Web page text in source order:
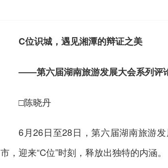
C位识城，遇见湘潭的辩证之美
——第六届湖南旅游发展大会系列评
□陈晓丹
6月26日至28日，第六届湖南旅游
市，迎来“C位”时刻，释放出独特的内涵。